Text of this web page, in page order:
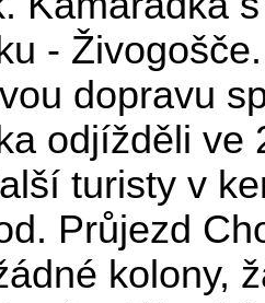
-
dopravu
odjížděli ve
turisty v
Průjezd
kolony,